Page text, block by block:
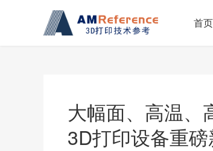
首页
大幅面、高温、
3D打印设备重